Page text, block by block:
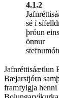
4.1.2
sé í
þróun
önnur
Jafnréttisáætlun
Bæjarstjórn
framfylgja henni